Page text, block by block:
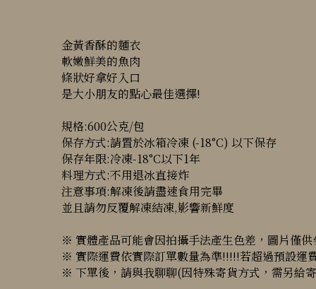
金黃香酥的麵衣
軟嫩鮮美的魚肉
條狀好拿好入口
是大小朋友的點心最佳選擇!
規格:600公克/包
保存方式:請置於冰箱冷凍 (-18°C) 以下保存
保存年限:冷凍-18°C以下1年
料理方式:不用退冰直接炸
注意事項:解凍後請盡速食用完畢
並且請勿反覆解凍結凍,影響新鮮度
※ 實體產品可能會因拍攝手法產生色差，圖片僅
※ 實際運費依實際訂單數量為準!!!!!若超過預設運
※ 下單後，請與我聊聊(因特殊寄貨方式，需另給